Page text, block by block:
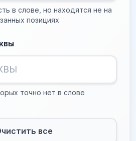
в слове, но находятся не на
позициях
точно нет в слове
все